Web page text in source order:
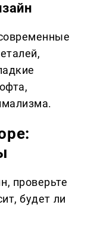
проверьте
будет ли